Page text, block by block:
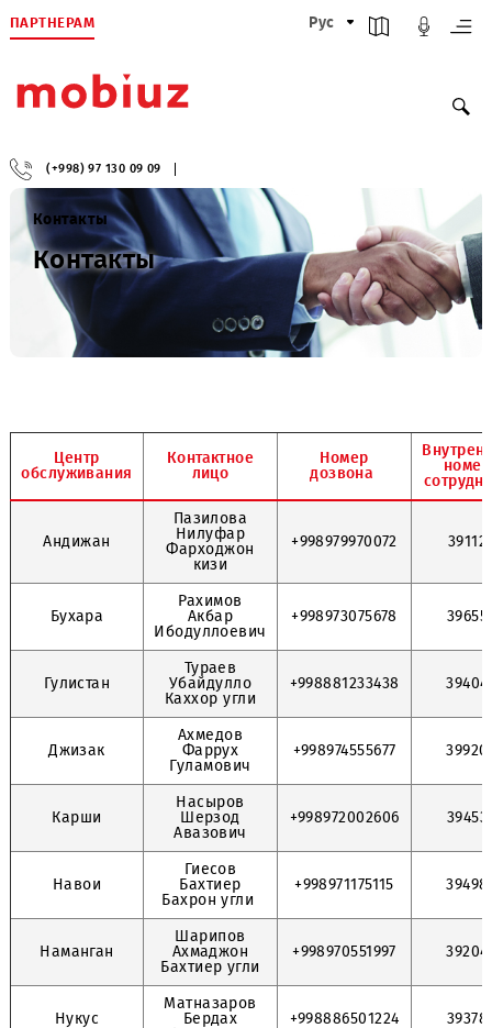
ПАРТНЕРАМ Рус
(+998) 97 130 09 09
Контакты
Контакты
Центр
Контактное
лицо
Номер
Пазилова
Нилуфар
Фарходжон
кизи
Бухара
Рахимов
Акбар
Ибодуллоевич
+998973075678
Гулистан
Тураев
Убайдулло
Каххор угли
+998881233438
Ахмедов
Фаррух
Гуламович
Насыров
Шерзод
Авазович
Навои
Гиесов
Бахтиер
Бахрон угли
+998971175115